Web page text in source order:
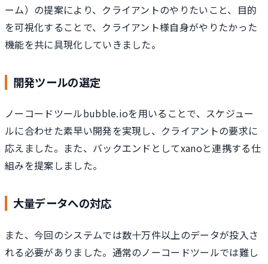
ーム）の提案により、クライアントのやりたいこと、目的
を可視化することで、クライアント様自身がやりたかった
機能を共に具現化していきました。
開発ツールの選定
ノーコードツールbubble.ioを用いることで、スケジュー
ルに合わせた素早い開発を実現し、クライアントの要求に
応えました。また、バックエンドとしてxanoと連携する仕
組みを提案しました。
大量データへの対応
また、今回のシステムでは数十万件以上のデータが投入さ
れる必要がありました。通常のノーコードツールでは難し